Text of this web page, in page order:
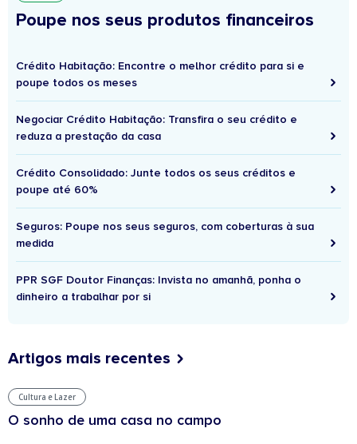
Poupe nos seus produtos financeiros
Crédito Habitação: Encontre o melhor crédito para si e
poupe todos os meses
Negociar Crédito Habitação: Transfira o seu crédito e
reduza a prestação da casa
Crédito Consolidado: Junte todos os seus créditos e
poupe até 60%
Seguros: Poupe nos seus seguros, com coberturas à sua
medida
PPR SGF Doutor Finanças: Invista no amanhã, ponha o
dinheiro a trabalhar por si
Artigos mais recentes
Cultura e Lazer
O sonho de uma casa no campo